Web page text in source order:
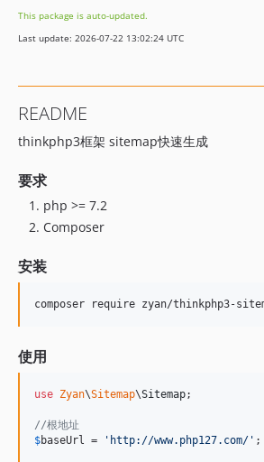
This package is auto-updated.
Last update: 2026-07-22 13:02:24 UTC
README
thinkphp3框架 sitemap快速生成
要求
php >= 7.2
Composer
安装
composer require zyan/thinkphp3-
使用
use Zyan\Sitemap\Sitemap;
//根地址
$baseUrl = ' http://www.php127.com/ ' ;